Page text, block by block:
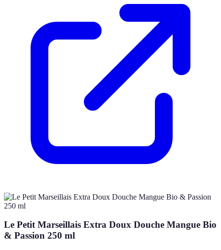
Le Petit Marseillais Extra Doux Douche Mangue Bio
& Passion 250 ml